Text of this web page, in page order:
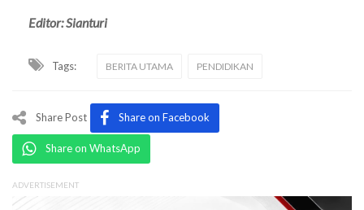
Editor: Sianturi
Tags: BERITA UTAMA PENDIDIKAN
Share Post Share on Facebook
Share on WhatsApp
ADVERTISEMENT